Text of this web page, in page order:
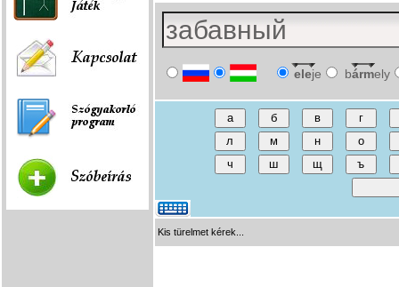
eleje bármely
Kis türelmet kérek...